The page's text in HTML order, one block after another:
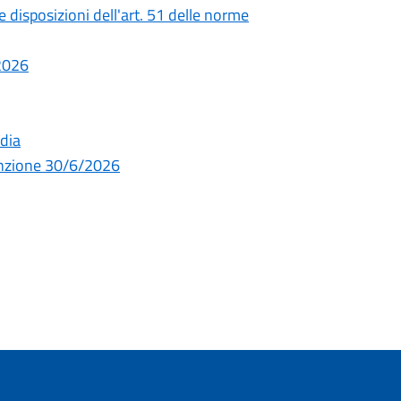
disposizioni dell'art. 51 delle norme
30/6/2026